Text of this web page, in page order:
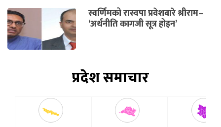
स्वर्णिमको रास्वपा प्रवेशबारे श्रीराम–
‘अर्थनीति कागजी सूत्र होइन’
प्रदेश समाचार